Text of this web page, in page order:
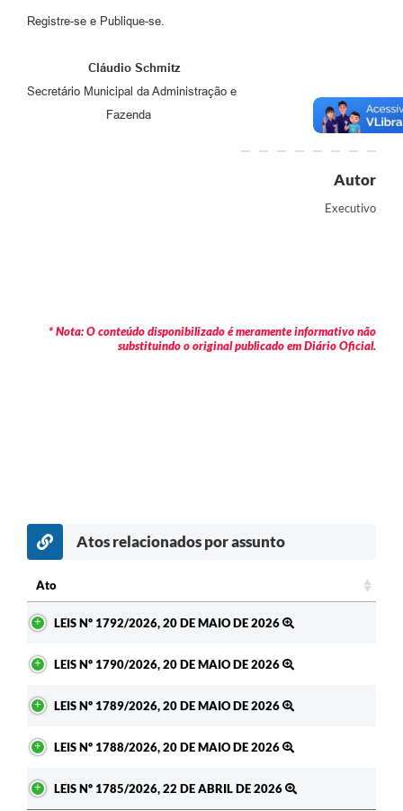
Registre-se e Publique-se.
Cláudio Schmitz
Secretário Municipal da Administração e
Fazenda
Autor
Executivo
* Nota: O conteúdo disponibilizado é meramente informativo não
substituindo o original publicado em Diário Oficial.
Atos relacionados por assunto
Ato
LEIS Nº 1792/2026, 20 DE MAIO DE 2026
LEIS Nº 1790/2026, 20 DE MAIO DE 2026
LEIS Nº 1789/2026, 20 DE MAIO DE 2026
LEIS Nº 1788/2026, 20 DE MAIO DE 2026
LEIS Nº 1785/2026, 22 DE ABRIL DE 2026